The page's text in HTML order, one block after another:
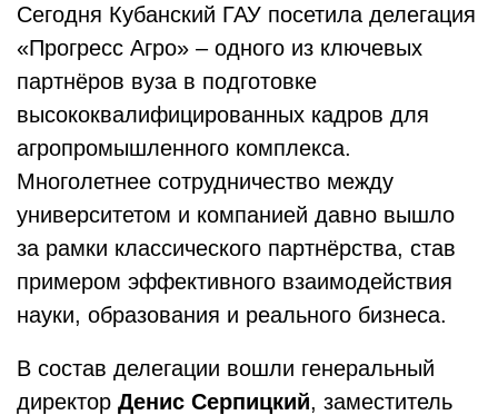
Сегодня Кубанский ГАУ посетила делегация
«Прогресс Агро» – одного из ключевых
партнёров вуза в подготовке
высококвалифицированных кадров для
агропромышленного комплекса.
Многолетнее сотрудничество между
университетом и компанией давно вышло
за рамки классического партнёрства, став
примером эффективного взаимодействия
науки, образования и реального бизнеса.
В состав делегации вошли генеральный
директор Денис Серпицкий, заместитель